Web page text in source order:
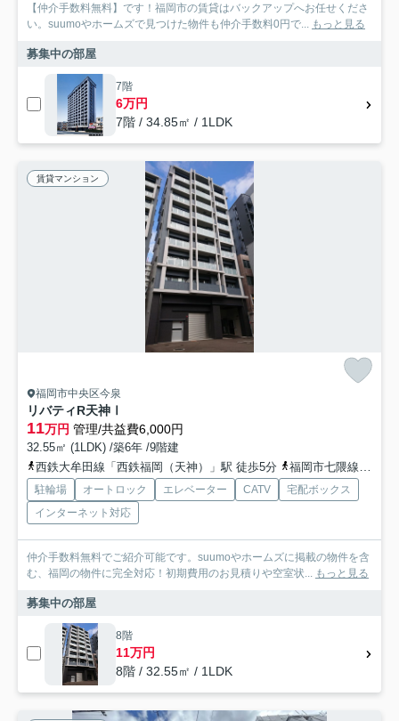
【仲介手数料無料】です！福岡市の賃貸はバックアップへお任せくださ
い。suumoやホームズで見つけた物件も仲介手数料0円で...
もっと見る
募集中の部屋
7階
6万円
7階 / 34.85㎡ / 1LDK
賃貸マンション
福岡市中央区今泉
リバティR天神Ⅰ
11万円 管理/共益費6,000円
32.55㎡ (1LDK) /築6年 /9階建
西鉄大牟田線「西鉄福岡（天神）」駅 徒歩5分
福岡市七隈線「天神南」駅 徒歩4分
駐輪場 オートロック エレベーター CATV
宅配ボックス
インターネット対応
仲介手数料無料でご紹介可能です。suumoやホームズに掲載の物件を含
む、福岡の物件に完全対応！初期費用のお見積りや空室状...
もっと見る
募集中の部屋
8階
11万円
8階 / 32.55㎡ / 1LDK